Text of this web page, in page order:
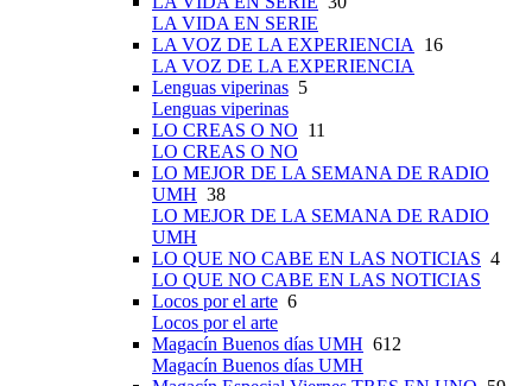
LA VIDA EN SERIE
LA VOZ DE LA EXPERIENCIA
16
LA VOZ DE LA EXPERIENCIA
Lenguas viperinas 5
Lenguas viperinas
LO CREAS O NO 11
LO CREAS O NO
LO MEJOR DE LA SEMANA DE RADIO
UMH 38
LO MEJOR DE LA SEMANA DE RADIO
UMH
LO QUE NO CABE EN LAS NOTICIAS 4
LO QUE NO CABE EN LAS NOTICIAS
Locos por el arte 6
Locos por el arte
Magacín Buenos días UMH 612
Magacín Buenos días UMH